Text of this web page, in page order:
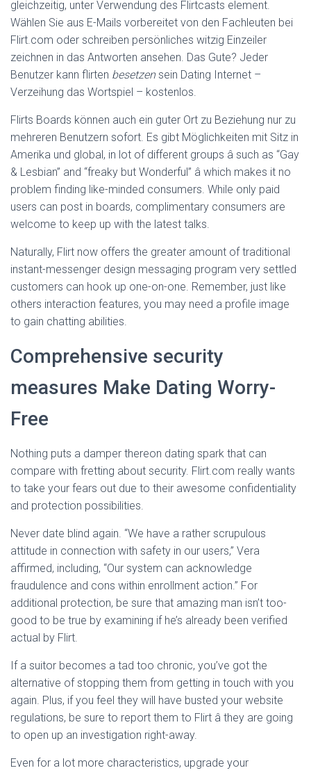
gleichzeitig, unter Verwendung des Flirtcasts element.
Wählen Sie aus E-Mails vorbereitet von den Fachleuten bei
Flirt.com oder schreiben persönliches witzig Einzeiler
zeichnen in das Antworten ansehen. Das Gute? Jeder
Benutzer kann flirten besetzensein Dating Internet –
Verzeihung das Wortspiel – kostenlos.
Flirts Boards können auch ein guter Ort zu Beziehung nur zu
mehreren Benutzern sofort. Es gibt Möglichkeiten mit Sitz in
Amerika und global, in lot of different groups â such as “Gay
& Lesbian” and “freaky but Wonderful” â which makes it no
problem finding like-minded consumers. While only paid
users can post in boards, complimentary consumers are
welcome to keep up with the latest talks.
Naturally, Flirt now offers the greater amount of traditional
instant-messenger design messaging program very settled
customers can hook up one-on-one. Remember, just like
others interaction features, you may need a profile image
to gain chatting abilities.
Comprehensive security
measures Make Dating Worry-
Free
Nothing puts a damper thereon dating spark that can
compare with fretting about security. Flirt.com really wants
to take your fears out due to their awesome confidentiality
and protection possibilities.
Never date blind again. “We have a rather scrupulous
attitude in connection with safety in our users,” Vera
affirmed, including, “Our system can acknowledge
fraudulence and cons within enrollment action.” For
additional protection, be sure that amazing man isn’t too-
good to be true by examining if he’s already been verified
actual by Flirt.
If a suitor becomes a tad too chronic, you’ve got the
alternative of stopping them from getting in touch with you
again. Plus, if you feel they will have busted your website
regulations, be sure to report them to Flirt â they are going
to open up an investigation right-away.
Even for a lot more characteristics, upgrade your